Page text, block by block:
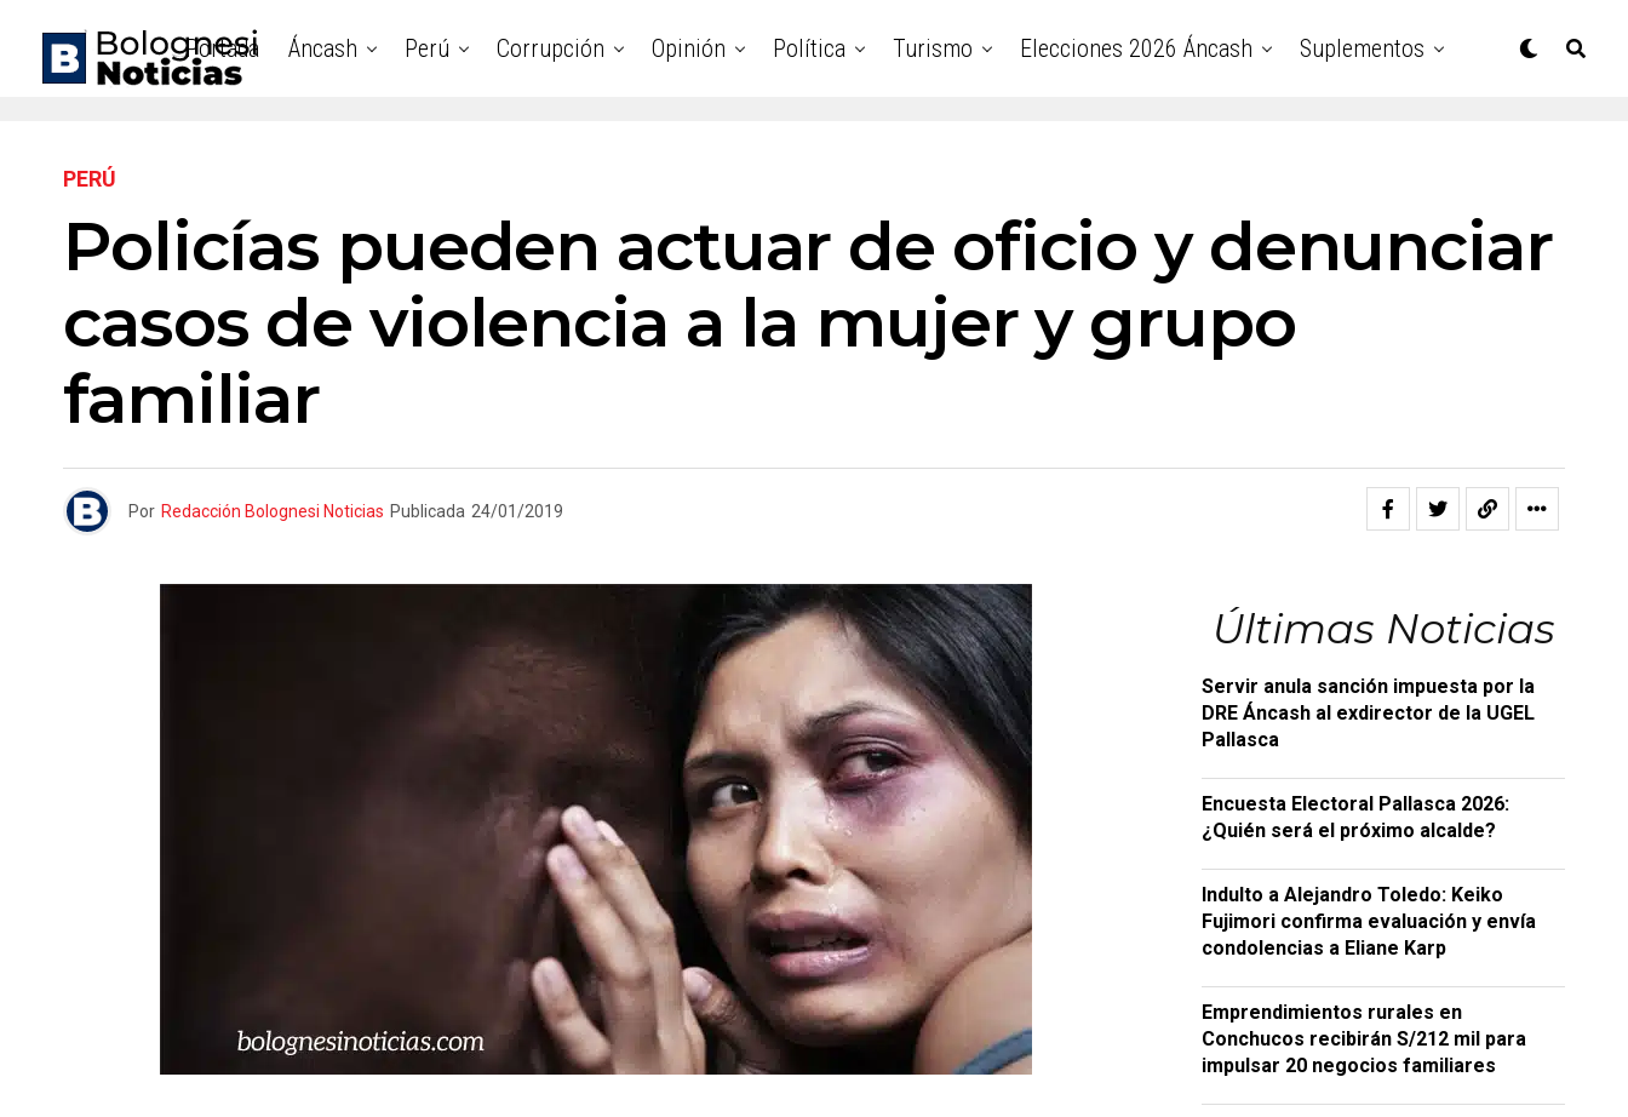
Portada Áncash Perú Corrupción Opinión Política Turismo Elecciones 2026 Áncash Suplementos
PERÚ
Policías pueden actuar de oficio y denunciar
casos de violencia a la mujer y grupo
familiar
Por Redacción Bolognesi Noticias Publicada 24/01/2019
Últimas Noticias
Servir anula sanción impuesta por la
DRE Áncash al exdirector de la UGEL
Pallasca
Encuesta Electoral Pallasca 2026:
¿Quién será el próximo alcalde?
Indulto a Alejandro Toledo: Keiko
Fujimori confirma evaluación y envía
condolencias a Eliane Karp
Emprendimientos rurales en
Conchucos recibirán S/212 mil para
impulsar 20 negocios familiares